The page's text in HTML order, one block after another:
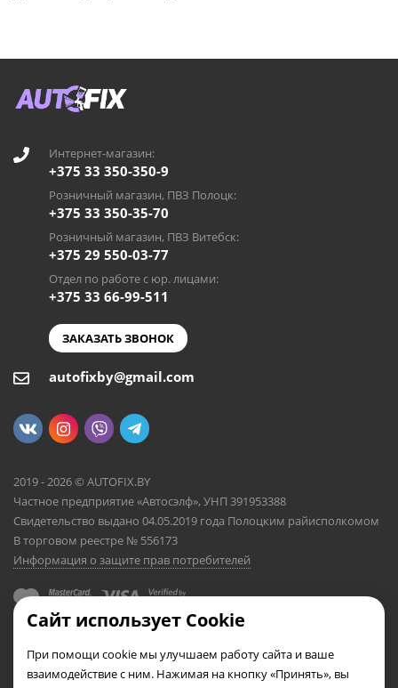
Интернет-магазин:
+375 33 350-350-9
Розничный магазин, ПВЗ Полоцк:
+375 33 350-35-70
Розничный магазин, ПВЗ Витебск:
+375 29 550-03-77
Отдел по работе с юр. лицами:
+375 33 66-99-511
ЗАКАЗАТЬ ЗВОНОК
autofixby@gmail.com
2019 - 2026 © AUTOFIX.BY
Частное предприятие «Автосэлф», УНП 391953388
Свидетельство выдано 04.05.2019 года Полоцким райисполкомом
В торговом реестре № 556173
Информация о защите прав потребителей
Сайт использует Cookie
При помощи cookie мы улучшаем работу сайта и ваше
взаимодействие с ним. Нажимая на кнопку «Принять», вы